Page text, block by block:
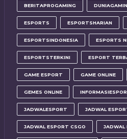
BERITAPROGAMING
ESPORTS ESPORTSHARIAN
ESPORTSINDONESIA ESPORTS
ESPORTSTERKINI ESPORT
GAME ESPORT GAME ONLINE
GEMES ONLINE
JADWALESPORT JADWAL
JADWAL ESPORT CSGO JADWAL